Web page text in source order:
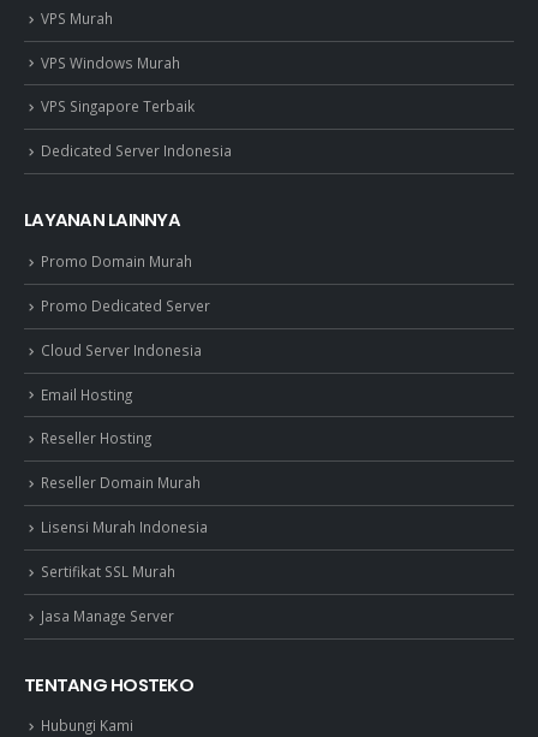
VPS Murah
VPS Windows Murah
VPS Singapore Terbaik
Dedicated Server Indonesia
LAYANAN LAINNYA
Promo Domain Murah
Promo Dedicated Server
Cloud Server Indonesia
Email Hosting
Reseller Hosting
Reseller Domain Murah
Lisensi Murah Indonesia
Sertifikat SSL Murah
Jasa Manage Server
TENTANG HOSTEKO
Hubungi Kami